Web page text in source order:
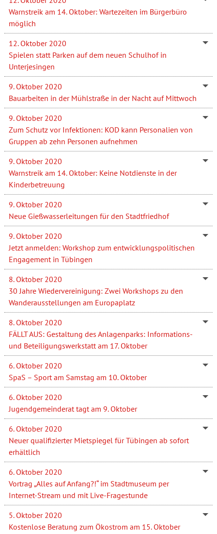
Warnstreik am 14. Oktober: Wartezeiten im Bürgerbüro
möglich
12. Oktober 2020
Spielen statt Parken auf dem neuen Schulhof in
Unterjesingen
9. Oktober 2020
Bauarbeiten in der Mühlstraße in der Nacht auf Mittwoch
9. Oktober 2020
Zum Schutz vor Infektionen: KOD kann Personalien von
Gruppen ab zehn Personen aufnehmen
9. Oktober 2020
Warnstreik am 14. Oktober: Keine Notdienste in der
Kinderbetreuung
9. Oktober 2020
Neue Gießwasserleitungen für den Stadtfriedhof
9. Oktober 2020
Jetzt anmelden: Workshop zum entwicklungspolitischen
Engagement in Tübingen
8. Oktober 2020
30 Jahre Wiedervereinigung: Zwei Workshops zu den
Wanderausstellungen am Europaplatz
8. Oktober 2020
FÄLLT AUS: Gestaltung des Anlagenparks: Informations-
und Beteiligungswerkstatt am 17. Oktober
6. Oktober 2020
SpaS – Sport am Samstag am 10. Oktober
6. Oktober 2020
Jugendgemeinderat tagt am 9. Oktober
6. Oktober 2020
Neuer qualifizierter Mietspiegel für Tübingen ab sofort
erhältlich
6. Oktober 2020
Vortrag „Alles auf Anfang?!“ im Stadtmuseum per
Internet-Stream und mit Live-Fragestunde
5. Oktober 2020
Kostenlose Beratung zum Ökostrom am 15. Oktober